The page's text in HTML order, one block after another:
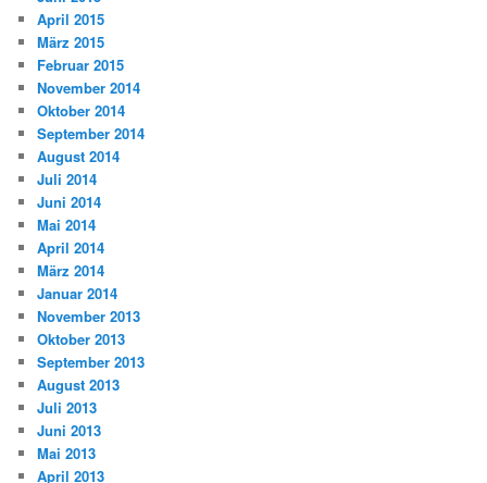
April 2015
März 2015
Februar 2015
November 2014
Oktober 2014
September 2014
August 2014
Juli 2014
Juni 2014
Mai 2014
April 2014
März 2014
Januar 2014
November 2013
Oktober 2013
September 2013
August 2013
Juli 2013
Juni 2013
Mai 2013
April 2013